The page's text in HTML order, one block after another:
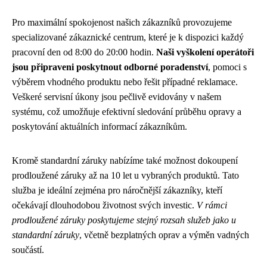
Pro maximální spokojenost našich zákazníků provozujeme
specializované zákaznické centrum, které je k dispozici každý
pracovní den od 8:00 do 20:00 hodin. Naši vyškolení operátoři
jsou připraveni poskytnout odborné poradenství, pomoci s
výběrem vhodného produktu nebo řešit případné reklamace.
Veškeré servisní úkony jsou pečlivě evidovány v našem
systému, což umožňuje efektivní sledování průběhu opravy a
poskytování aktuálních informací zákazníkům.
Kromě standardní záruky nabízíme také možnost dokoupení
prodloužené záruky až na 10 let u vybraných produktů. Tato
služba je ideální zejména pro náročnější zákazníky, kteří
očekávají dlouhodobou životnost svých investic. V rámci
prodloužené záruky poskytujeme stejný rozsah služeb jako u
standardní záruky, včetně bezplatných oprav a výměn vadných
součástí.